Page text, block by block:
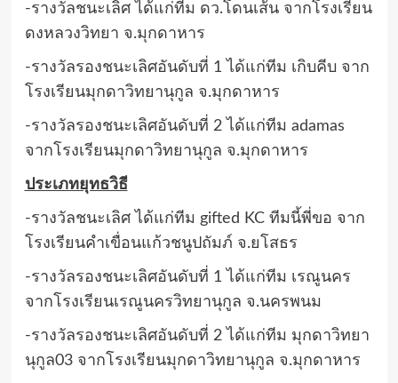
-รางวัลชนะเลิศ ได้แก่ทีม ดว.โดนเส้น จากโรงเรียน
ดงหลวงวิทยา จ.มุกดาหาร
-รางวัลรองชนะเลิศอันดับที่ 1 ได้แก่ทีม เกิบคีบ จาก
โรงเรียนมุกดาวิทยานุกูล จ.มุกดาหาร
-รางวัลรองชนะเลิศอันดับที่ 2 ได้แก่ทีม adamas
จากโรงเรียนมุกดาวิทยานุกูล จ.มุกดาหาร
ประเภทยุทธวิธี
-รางวัลชนะเลิศ ได้แก่ทีม gifted KC ทีมนี้พี่ขอ จาก
โรงเรียนคำเขื่อนแก้วชนูปถัมภ์ จ.ยโสธร
-รางวัลรองชนะเลิศอันดับที่ 1 ได้แก่ทีม เรณูนคร
จากโรงเรียนเรณูนครวิทยานุกูล จ.นครพนม
-รางวัลรองชนะเลิศอันดับที่ 2 ได้แก่ทีม มุกดาวิทยา
นุกูล03 จากโรงเรียนมุกดาวิทยานุกูล จ.มุกดาหาร